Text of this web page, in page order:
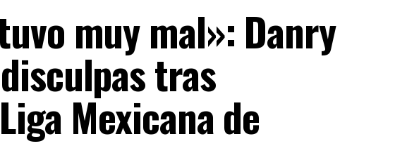
muy mal»: Danry
tras
Mexicana de